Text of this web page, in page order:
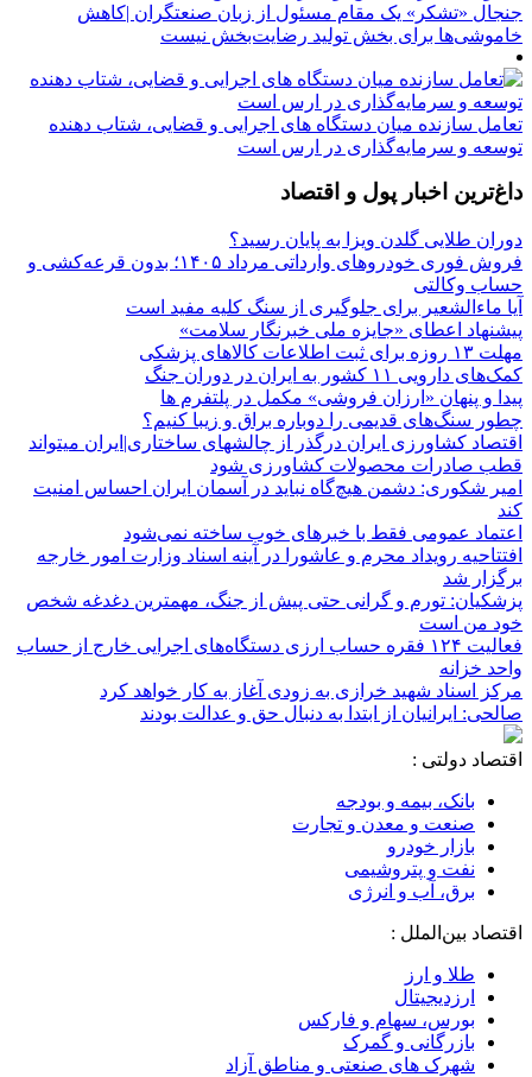
جنجال «تشکر» یک مقام مسئول از زبان صنعتگران |کاهش
خاموشی‌ها برای بخش تولید رضایت‌بخش نیست
تعامل سازنده میان دستگاه‌ های اجرایی و قضایی، شتاب‌ دهنده
توسعه و سرمایه‌گذاری در ارس است
داغ‌ترین اخبار پول و اقتصاد
دوران طلایی گلدن ویزا به پایان رسید؟
فروش فوری خودروهای وارداتی مرداد ۱۴۰۵؛ بدون قرعه‌کشی و
حساب وکالتی
آیا ماءالشعیر برای جلوگیری از سنگ کلیه مفید است
پیشنهاد اعطای «جایزه ملی خبرنگار سلامت»
مهلت ۱۳ روزه برای ثبت اطلاعات کالاهای پزشکی
کمک‌های دارویی ۱۱ کشور به ایران در دوران جنگ
پیدا و پنهان «ارزان فروشی» مکمل در پلتفرم ها
چطور سنگ‌های قدیمی را دوباره براق و زیبا کنیم؟
اقتصاد کشاورزی ایران درگذر از چالشهای ساختاری|ایران میتواند
قطب صادرات محصولات کشاورزی شود
امیر شکوری: دشمن هیچ‌گاه نباید در آسمان ایران احساس امنیت
کند
اعتماد عمومی فقط با خبرهای خوب ساخته نمی‌شود
افتتاحیه رویداد محرم و عاشورا در آینه اسناد وزارت امور خارجه
برگزار شد
پزشکیان: تورم و گرانی حتی پیش از جنگ، مهمترین دغدغه شخص
خود من است
فعالیت ۱۲۴ فقره حساب ارزی دستگاه‌های اجرایی خارج از حساب
واحد خزانه
مرکز اسناد شهید خرازی به زودی آغاز به کار خواهد کرد
صالحی: ایرانیان از ابتدا به دنبال حق و عدالت بودند
اقتصاد دولتی :
بانک، بیمه و بودجه
صنعت و معدن و تجارت
بازار خودرو
نفت و پتروشیمی
برق، آب و انرژی
اقتصاد بین‌الملل :
طلا و ارز
ارزدیجیتال
بورس، سهام و فارکس
بازرگانی و گمرک
شهرک های صنعتی و مناطق آزاد